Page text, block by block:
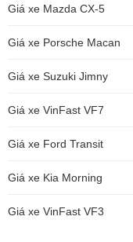
Giá xe Mazda CX-5
Giá xe Porsche Macan
Giá xe Suzuki Jimny
Giá xe VinFast VF7
Giá xe Ford Transit
Giá xe Kia Morning
Giá xe VinFast VF3